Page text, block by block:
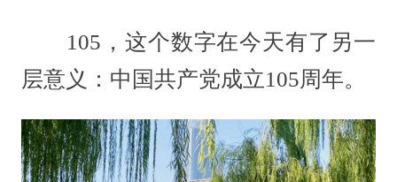
105，这个数字在今天有了另一
层意义：中国共产党成立105周年。